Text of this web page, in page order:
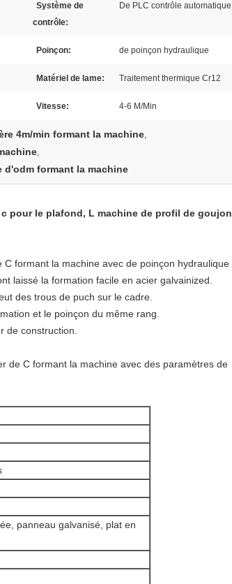
Système de
contrôle:
De PLC contrôle automatique
Poinçon: de poinçon hydraulique
Matériel de lame: Traitement thermique Cr12
Vitesse: 4-6 M/Min
4m/min formant la machine,
,
d'odm formant la machine
pour le plafond, L machine de profil de goujon
formant la machine avec de poinçon hydraulique
laissé la formation facile en acier galvainized
des trous de puch sur le cadre.
et le poinçon du même rang.
de construction.
de C formant la machine avec des paramètres de
panneau galvanisé, plat en